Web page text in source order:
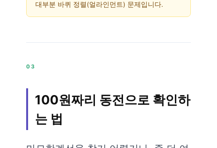
대부분 바퀴 정렬(얼라인먼트) 문제입니다.
03
100원짜리 동전으로 확인하
는 법